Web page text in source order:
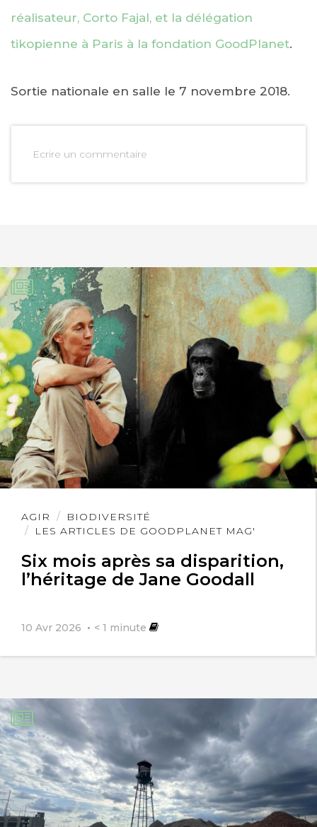
réalisateur, Corto Fajal, et la délégation
tikopienne à Paris à la fondation GoodPlanet.
Sortie nationale en salle le 7 novembre 2018.
Ecrire un commentaire
AGIR
BIODIVERSITÉ
LES ARTICLES DE GOODPLANET MAG'
Six mois après sa disparition,
l’héritage de Jane Goodall
10 Avr 2026 < 1 minute
Lire
l'article